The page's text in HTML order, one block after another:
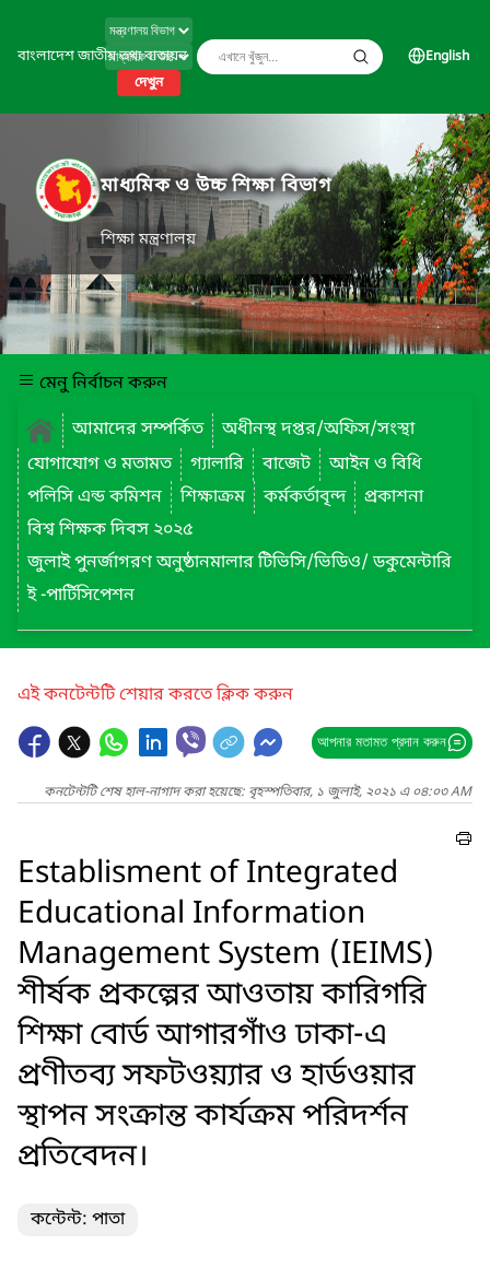
বাংলাদেশ জাতীয় তথ্য বাতায়ন
দেখুন
English
মাধ্যমিক ও উচ্চ শিক্ষা বিভাগ
শিক্ষা মন্ত্রণালয়
মেনু নির্বাচন করুন
আমাদের সম্পর্কিত
অধীনস্থ দপ্তর/অফিস/সংস্থা
যোগাযোগ ও মতামত
গ্যালারি বাজেট
আইন ও বিধি
পলিসি এন্ড কমিশন
শিক্ষাক্রম কর্মকর্তাবৃন্দ
প্রকাশনা
বিশ্ব শিক্ষক দিবস ২০২৫
জুলাই পুনর্জাগরণ অনুষ্ঠানমালার টিভিসি/ভিডিও/ ডকুমেন্টারি
ই -পার্টিসিপেশন
এই কনটেন্টটি শেয়ার করতে ক্লিক করুন
আপনার মতামত প্রদান করুন
কনটেন্টটি শেষ হাল-নাগাদ করা হয়েছে: বৃহস্পতিবার, ১ জুলাই, ২০২১ এ ০৪:০৩ AM
Establisment of Integrated
Educational Information
Management System (IEIMS)
শীর্ষক প্রকল্পের আওতায় কারিগরি
শিক্ষা বোর্ড আগারগাঁও ঢাকা-এ
প্রণীতব্য সফটওয়্যার ও হার্ডওয়ার
স্থাপন সংক্রান্ত কার্যক্রম পরিদর্শন
প্রতিবেদন।
কন্টেন্ট: পাতা